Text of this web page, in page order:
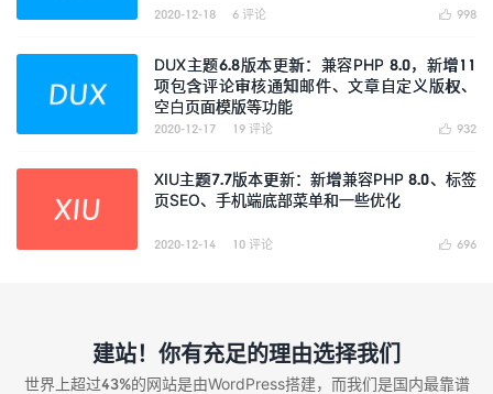
 998
2020-12-18 6 评论
DUX主题6.8版本更新：兼容PHP 8.0，新增11
项包含评论审核通知邮件、文章自定义版权、
空白页面模版等功能
 932
2020-12-17 19 评论
XIU主题7.7版本更新：新增兼容PHP 8.0、标签
页SEO、手机端底部菜单和一些优化
 696
2020-12-14 10 评论
建站！你有充足的理由选择我们
世界上超过43%的网站是由WordPress搭建，而我们是国内最靠谱